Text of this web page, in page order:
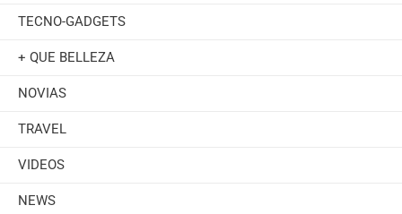
TECNO-GADGETS
+ QUE BELLEZA
NOVIAS
TRAVEL
VIDEOS
NEWS